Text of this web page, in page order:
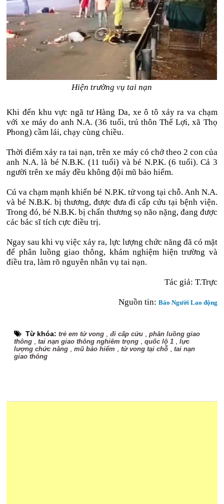
Hiện trường vụ tai nạn
Khi đến khu vực ngã tư Hàng Da, xe ô tô xảy ra va chạm
với xe máy do anh N.A. (36 tuổi, trú thôn Thế Lợi, xã Thọ
Phong) cầm lái, chạy cùng chiều.
Thời điểm xảy ra tai nạn, trên xe máy có chở theo 2 con của
anh N.A. là bé N.B.K. (11 tuổi) và bé N.P.K. (6 tuổi). Cả 3
người trên xe máy đều không đội mũ bảo hiểm.
Cú va chạm mạnh khiến bé N.P.K. tử vong tại chỗ. Anh N.A.
và bé N.B.K. bị thương, được đưa đi cấp cứu tại bệnh viện.
Trong đó, bé N.B.K. bị chấn thương sọ não nặng, đang được
các bác sĩ tích cực điều trị.
Ngay sau khi vụ việc xảy ra, lực lượng chức năng đã có mặt
để phân luồng giao thông, khám nghiệm hiện trường và
điều tra, làm rõ nguyên nhân vụ tai nạn.
Tác giả: T.Trực
Nguồn tin: Báo Người Lao động
Từ khóa:trẻ em tử vong ,đi cấp cứu ,phân luồng giao
thông ,tai nạn giao thông nghiêm trọng ,quốc lộ 1 ,lực
lượng chức năng ,mũ bảo hiểm ,tử vong tại chỗ ,tai nạn
giao thông